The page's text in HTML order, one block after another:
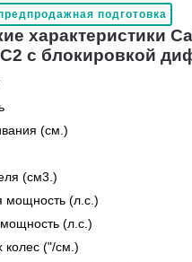
подготовка
характеристики
с блокировкой
(см.)
(см3.)
мощность (л.с.)
(л.с.)
колес ("/см.)